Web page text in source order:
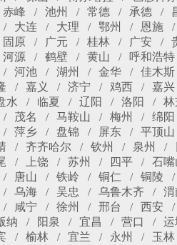
赤峰 池州 常德 承德
大连 大理 鄂州
恩施
固原 广元 桂林 广安
河源 鹤壁 黄山
呼和浩特
河池 湖州 金华
佳木斯
嘉义 济宁 鸡西
嘉兴
水 临夏 辽阳 洛阳
林
茂名 马鞍山 梅州
绵阳
萍乡 盘锦 屏东
平顶山
齐齐哈尔 钦州 泉州
上饶 苏州 四平
石嘴
唐山 铁岭 铜仁
铜陵
乌海 吴忠 乌鲁木齐
渭
咸宁 徐州 邢台
西安
纳 阳泉 宜昌 营口
运
榆林 宜兰 永州
玉林